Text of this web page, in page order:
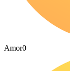
Amor0